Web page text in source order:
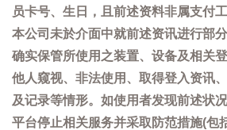
员卡号、生日，且前述资料非属支付
本公司未於介面中就前述资讯进行部
确实保管所使用之装置、设备及相关
他人窥视、非法使用、取得登入资讯
及记录等情形。如使用者发现前述状
平台停止相关服务并采取防范措施(包